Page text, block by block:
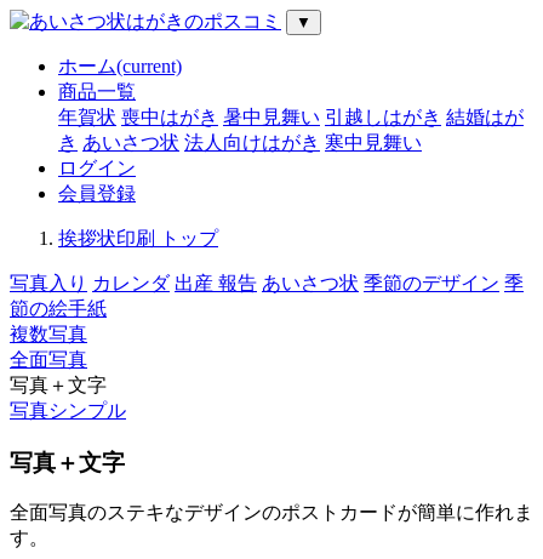
▼
ホーム(current)
商品一覧
年賀状 喪中はがき 暑中見舞い 引越しはがき 結婚はが
き あいさつ状 法人向けはがき 寒中見舞い
ログイン
会員登録
挨拶状印刷 トップ
写真入り カレンダ 出産 報告 あいさつ状 季節のデザイン 季
節の絵手紙
複数写真
全面写真
写真＋文字
写真シンプル
写真＋文字
全面写真のステキなデザインのポストカードが簡単に作れま
す。